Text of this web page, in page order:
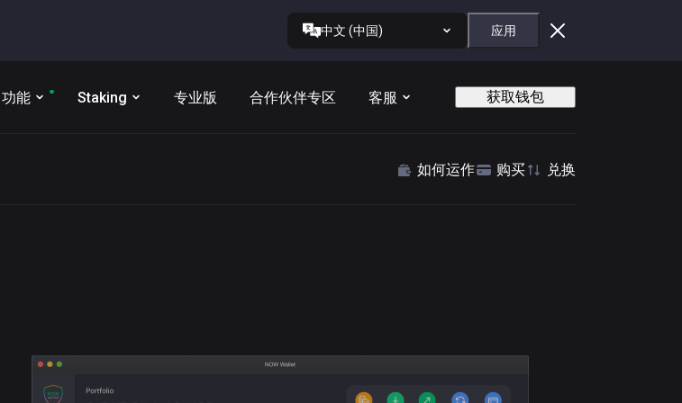
中文 (中国) 应用
功能 Staking 专业版 合作伙伴专区 客服 获取钱包
如何运作 购买 兑换